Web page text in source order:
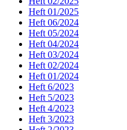
Heft 01/2025
Heft 06/2024
Heft 05/2024
Heft 04/2024
Heft 03/2024
Heft 02/2024
Heft 01/2024
Heft 6/2023
Heft 5/2023
Heft 4/2023
Heft 3/2023